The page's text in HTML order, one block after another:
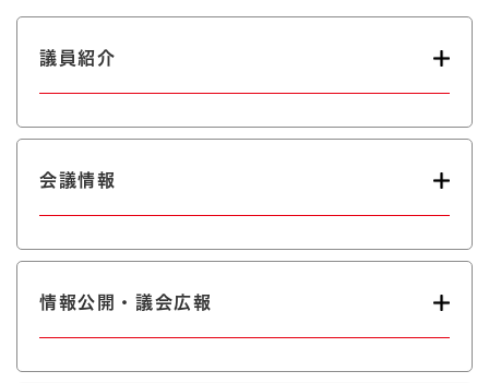
議員紹介
会議情報
情報公開・議会広報